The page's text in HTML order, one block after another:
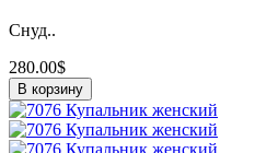
Снуд..
280.00$
В корзину